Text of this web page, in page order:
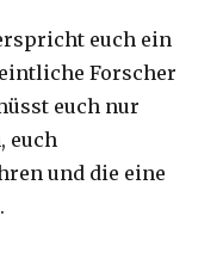
euch ein
Forscher
euch nur
euch
und die eine